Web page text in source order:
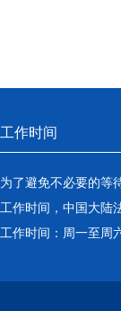
工作时间
为了避免不必要的等
工作时间，中国大陆
工作时间：周一至周